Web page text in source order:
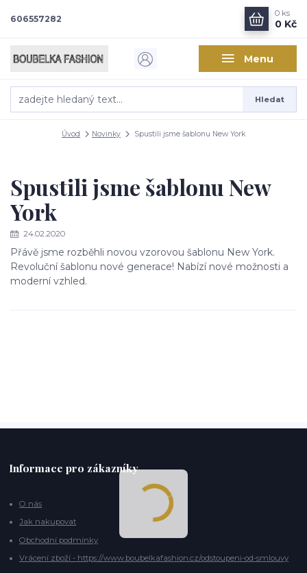
Menu
Hledat
606557282
0 ks
0 Kč
Úvod Novinky Spustili jsme šablonu New York
Spustili jsme šablonu New
York
24.02.2020
Přávě jsme rozběhli novou vzorovou šablonu New York.
Revoluční šablonu nové generace! Nabízí nové možnosti a
moderní vzhled.
Informace pro zákazníky
O nás
Jak nakupovat
Obchodní podmínky
Vrácení zboží - https://www.boubelkafashion.cz/odstoupeni-od-smlouvy